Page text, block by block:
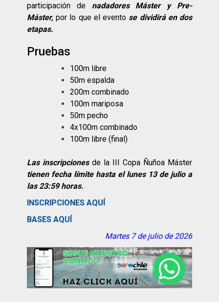
participación de nadadores Máster y Pre-
Máster, por lo que el evento se dividirá en dos
etapas.
Pruebas
100m libre
50m espalda
200m combinado
100m mariposa
50m pecho
4x100m combinado
100m libre (final)
Las inscripciones de la III Copa Ñuñoa Máster
tienen fecha límite hasta el lunes 13 de julio a
las 23:59 horas.
INSCRIPCIONES AQUÍ
BASES AQUÍ
Martes 7 de julio de 2026